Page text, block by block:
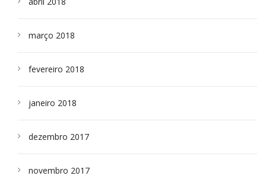
março 2018
fevereiro 2018
janeiro 2018
dezembro 2017
novembro 2017